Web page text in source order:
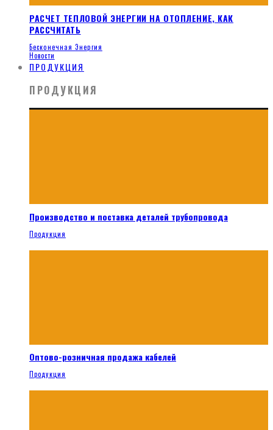
РАСЧЕТ ТЕПЛОВОЙ ЭНЕРГИИ НА ОТОПЛЕНИЕ, КАК
РАССЧИТАТЬ
Бесконечная Энергия
Новости
ПРОДУКЦИЯ
ПРОДУКЦИЯ
Производство и поставка деталей трубопровода
Продукция
Оптово-розничная продажа кабелей
Продукция